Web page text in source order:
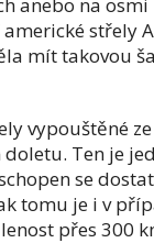
střely
mít takovou
vypouštěné
Ten je
se
tomu je i v
přes 300